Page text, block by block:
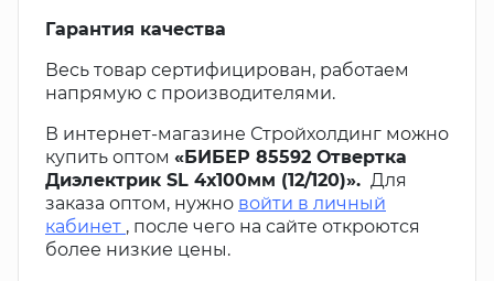
Гарантия качества
Весь товар сертифицирован, работаем
напрямую с производителями.
В интернет-магазине Стройхолдинг можно
купить оптом «БИБЕР 85592 Отвертка
Диэлектрик SL 4х100мм (12/120)». Для
заказа оптом, нужно войти в личный
кабинет , после чего на сайте откроются
более низкие цены.